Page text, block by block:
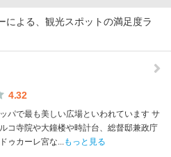
による、観光スポットの満足度ラ
4.32
パで最も美しい広場といわれています サ
コ寺院や大鐘楼や時計台、総督邸兼政庁
ゥカーレ宮な...もっと見る